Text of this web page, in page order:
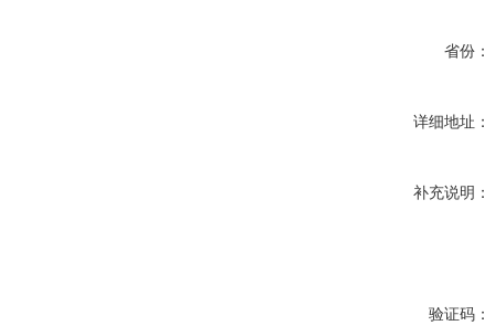
省份：
详细地址：
补充说明：
验证码：